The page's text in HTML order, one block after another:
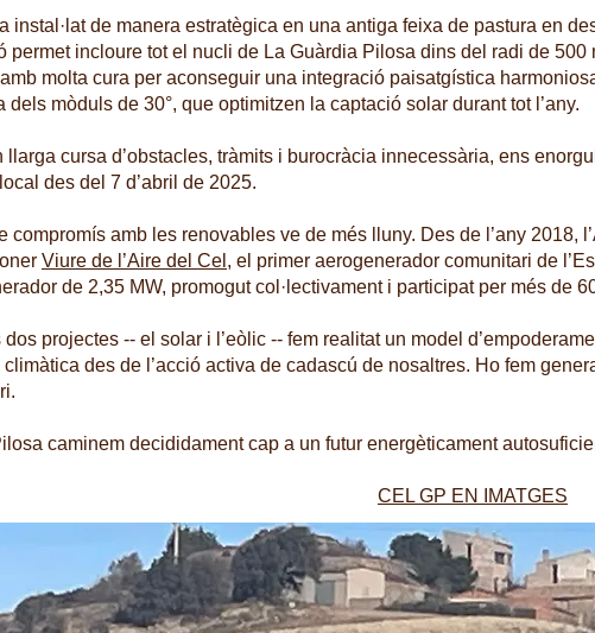
instal·lat de manera estratègica en una antiga feixa de pastura en
permet incloure tot el nucli de La Guàrdia Pilosa dins del radi de 500
molta cura per aconseguir una integració paisatgística
dels mòduls de 30°, que optimitzen la captació solar durant tot l’any.
llarga cursa d’obstacles, tràmits i burocràcia innecessària, ens
des del 7 d’abril de 2025.
compromís amb les renovables ve de més lluny. Des de l’any 2018,
Viure de l’Aire del Cel , el primer aerogenerador comunitari de
de 2,35 MW, promogut col·lectivament i participat per més de
projectes -- el solar i l’eòlic -- fem realitat un model
climàtica des de l’acció activa de cadascú de nosaltres. Ho fem
caminem decididament cap a un futur energèticament
CEL GP EN IMATGES